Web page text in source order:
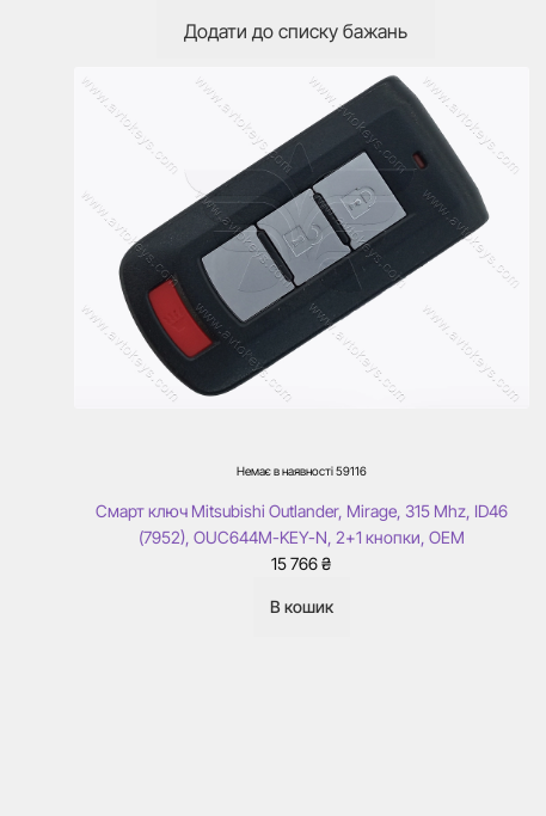
Додати до списку бажань
Немає в наявності59116
Смарт ключ Mitsubishi Outlander, Mirage, 315 Mhz, ID46
(7952), OUC644M-KEY-N, 2+1 кнопки, ОЕМ
15 766₴
В кошик